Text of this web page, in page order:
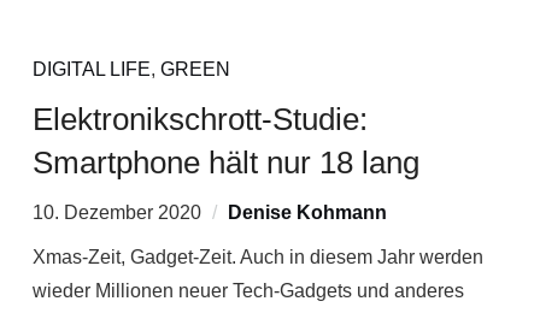
DIGITAL LIFE, GREEN
Elektronikschrott-Studie:
Smartphone hält nur 18 lang
10. Dezember 2020 Denise Kohmann
Xmas-Zeit, Gadget-Zeit. Auch in diesem Jahr werden
wieder Millionen neuer Tech-Gadgets und anderes